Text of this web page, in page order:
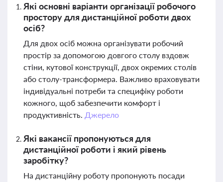
Які основні варіанти організації робочого
простору для дистанційної роботи двох
осіб?
Для двох осіб можна організувати робочий
простір за допомогою довгого столу вздовж
стіни, кутової конструкції, двох окремих столів
або столу-трансформера. Важливо враховувати
індивідуальні потреби та специфіку роботи
кожного, щоб забезпечити комфорт і
продуктивність. Джерело
Які вакансії пропонуються для
дистанційної роботи і який рівень
заробітку?
На дистанційну роботу пропонують посади